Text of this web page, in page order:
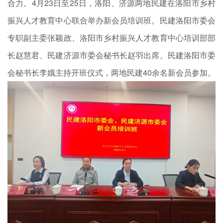
合力。4月23日至25日，洛阳、济源两地民建在洛阳市乡村
振兴人才教育中心联合举办新会员培训班。民建洛阳市委会
专职副主委张颖政、洛阳市乡村振兴人才教育中心培训部部
长赵慧君、民建济源市委会秘书长赵羽出席。民建洛阳市委
会秘书长李娥主持开班仪式，两地民建40余名新会员参加。